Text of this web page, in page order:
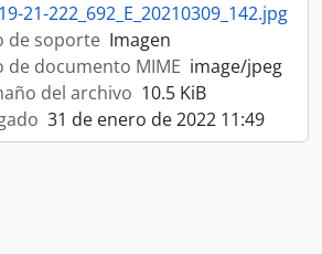
21-222_692_E_20210309_142.jpg
de soporte Imagen
de documento MIME image/jpeg
del archivo 10.5 KiB
31 de enero de 2022 11:49